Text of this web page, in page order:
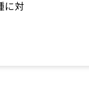
に対